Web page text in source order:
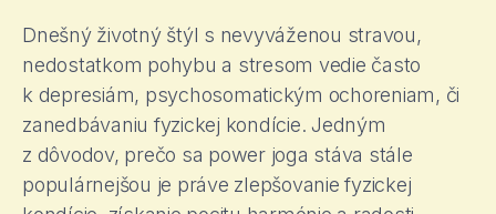
Dnešný životný štýl s nevyváženou stravou,
nedostatkom pohybu a stresom vedie často
k depresiám, psychosomatickým ochoreniam, či
zanedbávaniu fyzickej kondície. Jedným
z dôvodov, prečo sa power joga stáva stále
populárnejšou je práve zlepšovanie fyzickej